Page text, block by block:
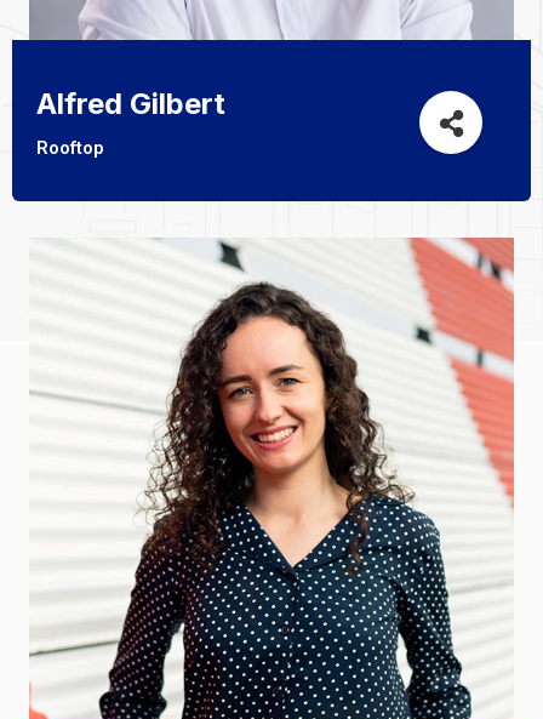
Alfred Gilbert
Rooftop